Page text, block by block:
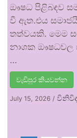
ඖෂධ පිළිබඳව
වී ඇත.එය
තත්වයකි. මෙම
නාශක ඖෂධවල
…
වැඩිපුර කියවන්න
July 15, 2026 /